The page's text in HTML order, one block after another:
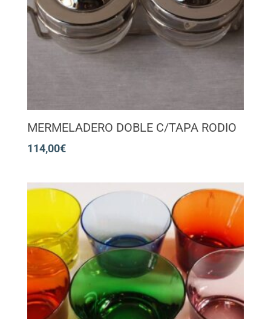
MERMELADERO DOBLE C/TAPA RODIO
114,00€